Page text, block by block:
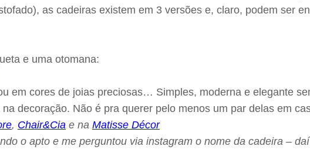
as cadeiras existem em 3 versões e, claro, podem ser
e uma otomana:
em cores de joias preciosas… Simples, moderna e elegante
decoração. Não é pra querer pelo menos um par delas em
, Chair&Cia e na Matisse Décor
o apto e me perguntou via instagram o nome da cadeira –